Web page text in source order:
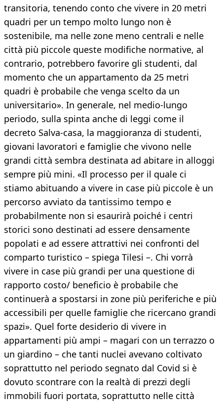
transitoria, tenendo conto che vivere in 20 metri
quadri per un tempo molto lungo non è
sostenibile, ma nelle zone meno centrali e nelle
città più piccole queste modifiche normative, al
contrario, potrebbero favorire gli studenti, dal
momento che un appartamento da 25 metri
quadri è probabile che venga scelto da un
universitario». In generale, nel medio-lungo
periodo, sulla spinta anche di leggi come il
decreto Salva-casa, la maggioranza di studenti,
giovani lavoratori e famiglie che vivono nelle
grandi città sembra destinata ad abitare in alloggi
sempre più mini. «Il processo per il quale ci
stiamo abituando a vivere in case più piccole è un
percorso avviato da tantissimo tempo e
probabilmente non si esaurirà poiché i centri
storici sono destinati ad essere densamente
popolati e ad essere attrattivi nei confronti del
comparto turistico – spiega Tilesi –. Chi vorrà
vivere in case più grandi per una questione di
rapporto costo/ beneficio è probabile che
continuerà a spostarsi in zone più periferiche e più
accessibili per quelle famiglie che ricercano grandi
spazi». Quel forte desiderio di vivere in
appartamenti più ampi – magari con un terrazzo o
un giardino – che tanti nuclei avevano coltivato
soprattutto nel periodo segnato dal Covid si è
dovuto scontrare con la realtà di prezzi degli
immobili fuori portata, soprattutto nelle città